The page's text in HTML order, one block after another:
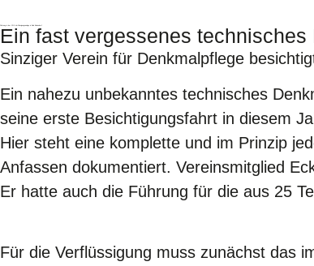
Ein fast vergessenes technisches
Sinziger Verein für Denkmalpflege
Ein nahezu unbekanntes technisches
seine erste Besichtigungsfahrt in diesem
Hier steht eine komplette und im Prinzip
Anfassen dokumentiert. Vereinsmitglied
Er hatte auch die Führung für die aus 25
Für die Verflüssigung muss zunächst das